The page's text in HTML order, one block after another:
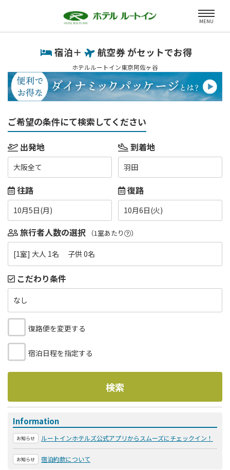
MENU
宿泊＋ 航空券 がセットでお得
ホテルルートイン東京阿佐ヶ谷
ご希望の条件にて検索してください
出発地
大阪全て
到着地
羽田
往路
10月5日(月)
復路
10月6日(火)
旅行者人数の選択 （1室あたり ）
[1室] 大人 1名 子供 0名
こだわり条件
なし
復路便を変更する
宿泊日程を指定する
検索
Information
お知らせ ルートインホテルズ公式アプリからスムーズにチェックイン！
お知らせ 宿泊約款について